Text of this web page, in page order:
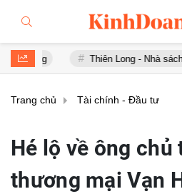
Thiên Long - Nhà sách Phương
Trang chủ Tài chính - Đầu tư
Hé lộ về ông chủ
thương mại Vạn